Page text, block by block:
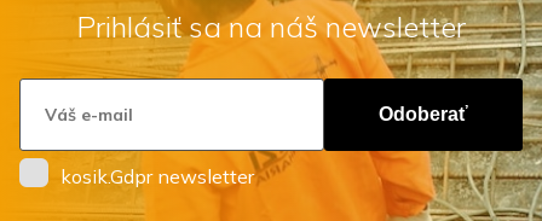
Prihlásiť sa na náš newsletter
Odoberať
kosik.Gdpr newsletter